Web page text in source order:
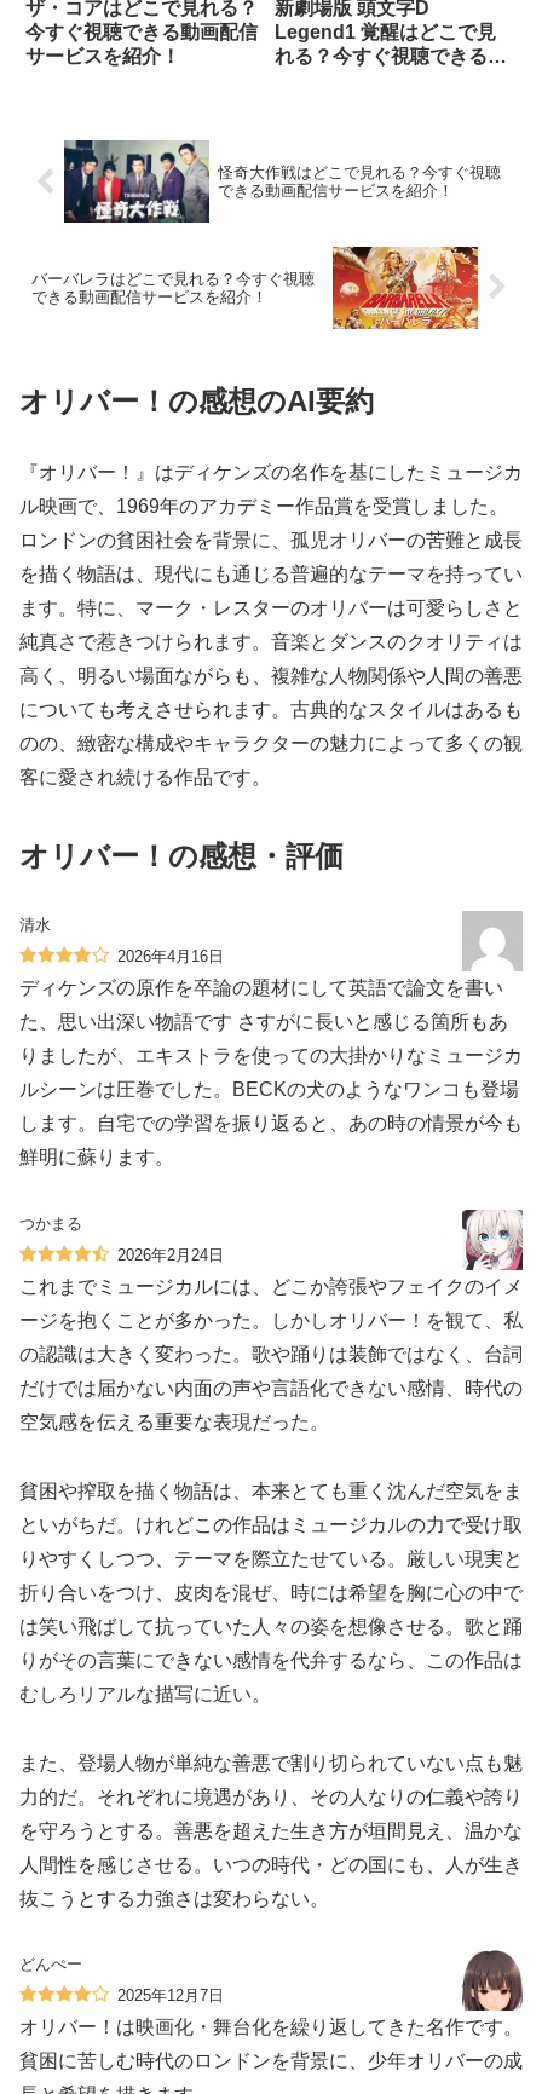
ザ・コアはどこで見れる？
今すぐ視聴できる動画配信
サービスを紹介！
新劇場版 頭文字D
Legend1 覚醒はどこで見
れる？今すぐ視聴できる動
怪奇大作戦はどこで見れる？今すぐ視聴
できる動画配信サービスを紹介！
バーバレラはどこで見れる？今すぐ視聴
できる動画配信サービスを紹介！
オリバー！の感想のAI要約
『オリバー！』はディケンズの名作を基にしたミュージカ
ル映画で、1969年のアカデミー作品賞を受賞しました。
ロンドンの貧困社会を背景に、孤児オリバーの苦難と成長
を描く物語は、現代にも通じる普遍的なテーマを持ってい
ます。特に、マーク・レスターのオリバーは可愛らしさと
純真さで惹きつけられます。音楽とダンスのクオリティは
高く、明るい場面ながらも、複雑な人物関係や人間の善悪
についても考えさせられます。古典的なスタイルはあるも
のの、緻密な構成やキャラクターの魅力によって多くの観
客に愛され続ける作品です。
オリバー！の感想・評価
清水
2026年4月16日
ディケンズの原作を卒論の題材にして英語で論文を書い
た、思い出深い物語です さすがに長いと感じる箇所もあ
りましたが、エキストラを使っての大掛かりなミュージカ
ルシーンは圧巻でした。BECKの犬のようなワンコも登場
します。自宅での学習を振り返ると、あの時の情景が今も
鮮明に蘇ります。
つかまる
2026年2月24日
これまでミュージカルには、どこか誇張やフェイクのイメ
ージを抱くことが多かった。しかしオリバー！を観て、私
の認識は大きく変わった。歌や踊りは装飾ではなく、台詞
だけでは届かない内面の声や言語化できない感情、時代の
空気感を伝える重要な表現だった。
貧困や搾取を描く物語は、本来とても重く沈んだ空気をま
といがちだ。けれどこの作品はミュージカルの力で受け取
りやすくしつつ、テーマを際立たせている。厳しい現実と
折り合いをつけ、皮肉を混ぜ、時には希望を胸に心の中で
は笑い飛ばして抗っていた人々の姿を想像させる。歌と踊
りがその言葉にできない感情を代弁するなら、この作品は
むしろリアルな描写に近い。
また、登場人物が単純な善悪で割り切られていない点も魅
力的だ。それぞれに境遇があり、その人なりの仁義や誇り
を守ろうとする。善悪を超えた生き方が垣間見え、温かな
人間性を感じさせる。いつの時代・どの国にも、人が生き
抜こうとする力強さは変わらない。
どんぺー
2025年12月7日
オリバー！は映画化・舞台化を繰り返してきた名作です。
貧困に苦しむ時代のロンドンを背景に、少年オリバーの成